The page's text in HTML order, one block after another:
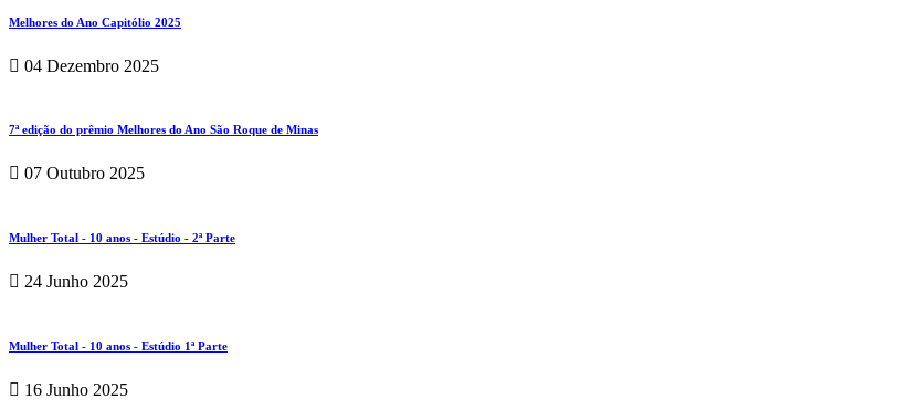
Melhores do Ano Capitólio 2025
04 Dezembro 2025
7ª edição do prêmio Melhores do Ano São Roque de Minas
07 Outubro 2025
Mulher Total - 10 anos - Estúdio - 2ª Parte
24 Junho 2025
Mulher Total - 10 anos - Estúdio 1ª Parte
16 Junho 2025